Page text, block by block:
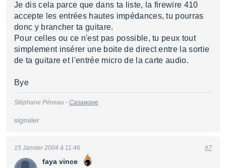
Je dis cela parce que dans ta liste, la firewire 410
accepte les entrées hautes impédances, tu pourras
donc y brancher ta guitare.
Pour celles ou ce n'est pas possible, tu peux tout
simplement insérer une boite de direct entre la sortie
de ta guitare et l'entrée micro de la carte audio.
Bye
Stéphane Péneau - Casawave
signaler
faya vince
15 Janvier 2004 à 11:46 #7